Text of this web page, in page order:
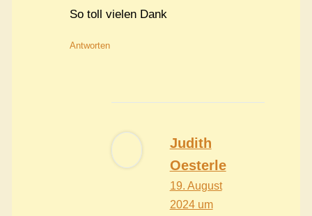
So toll vielen Dank
Antworten
Judith
Oesterle
19. August
2024 um